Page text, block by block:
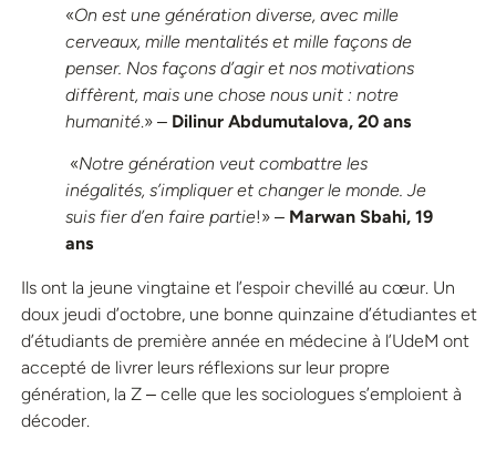
«On est une génération diverse, avec mille
cerveaux, mille mentalités et mille façons de
penser. Nos façons d’agir et nos motivations
diffèrent, mais une chose nous unit : notre
humanité.» ‒ Dilinur Abdumutalova, 20 ans
«Notre génération veut combattre les
inégalités, s’impliquer et changer le monde. Je
suis fier d’en faire partie!» ‒ Marwan Sbahi, 19
ans
Ils ont la jeune vingtaine et l’espoir chevillé au cœur. Un
doux jeudi d’octobre, une bonne quinzaine d’étudiantes et
d’étudiants de première année en médecine à l’UdeM ont
accepté de livrer leurs réflexions sur leur propre
génération, la Z ‒ celle que les sociologues s’emploient à
décoder.